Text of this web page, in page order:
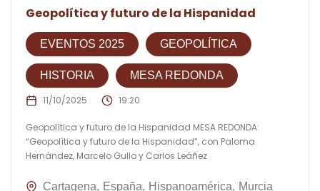
Geopolítica y futuro de la Hispanidad
EVENTOS 2025 GEOPOLÍTICA
HISTORIA MESA REDONDA
11/10/2025 19:20
Geopolítica y futuro de la Hispanidad MESA REDONDA:
“Geopolítica y futuro de la Hispanidad”, con Paloma
Hernández, Marcelo Gullo y Carlos Leáñez
Cartagena España Hispanoamérica Murcia